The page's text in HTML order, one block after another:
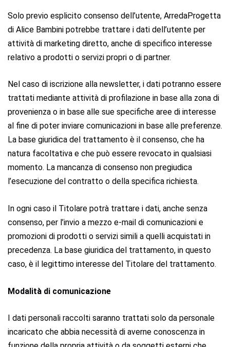
Solo previo esplicito consenso dell’utente, ArredaProgetta
di Alice Bambini potrebbe trattare i dati dell’utente per
attività di marketing diretto, anche di specifico interesse
relativo a prodotti o servizi propri o di partner.
Nel caso di iscrizione alla newsletter, i dati potranno essere
trattati mediante attività di profilazione in base alla zona di
provenienza o in base alle sue specifiche aree di interesse
al fine di poter inviare comunicazioni in base alle preferenze.
La base giuridica del trattamento è il consenso, che ha
natura facoltativa e che può essere revocato in qualsiasi
momento. La mancanza di consenso non pregiudica
l’esecuzione del contratto o della specifica richiesta.
In ogni caso il Titolare potrà trattare i dati, anche senza
consenso, per l’invio a mezzo e-mail di comunicazioni e
promozioni di prodotti o servizi simili a quelli acquistati in
precedenza. La base giuridica del trattamento, in questo
caso, è il legittimo interesse del Titolare del trattamento.
Modalità di comunicazione
I dati personali raccolti saranno trattati solo da personale
incaricato che abbia necessità di averne conoscenza in